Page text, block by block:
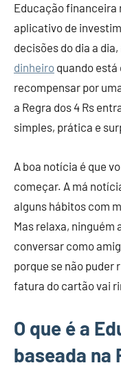
Educação financeira
aplicativo de
decisões do dia a
dinheiro quando está
recompensar por
a Regra dos 4 Rs
simples, prática e
A boa notícia é que
começar. A má
alguns hábitos com
Mas relaxa, ninguém
conversar como
porque se não puder
fatura do cartão vai
O que é a
baseada na